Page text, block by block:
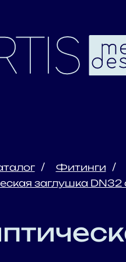
Фитинги
заглушка DN32